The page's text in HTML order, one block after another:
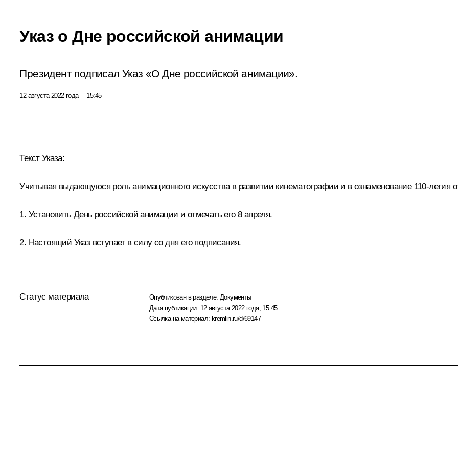
Указ о Дне российской анимации
Президент подписал Указ «О Дне российской анимации».
12 августа 2022 года 15:45
Текст Указа:
Учитывая выдающуюся роль анимационного искусства в развитии кинематографии и в ознаменование 110-летия
1. Установить День российской анимации и отмечать его 8 апреля.
2. Настоящий Указ вступает в силу со дня его подписания.
Статус материала Опубликован в разделе: Документы
Дата публикации: 12 августа 2022 года, 15:45
Ссылка на материал: kremlin.ru/d/69147